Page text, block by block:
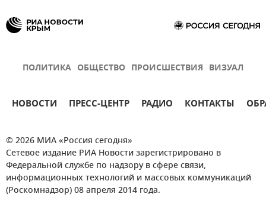
ПОЛИТИКА ОБЩЕСТВО ПРОИСШЕСТВИЯ ВИЗУАЛ
НОВОСТИ ПРЕСС-ЦЕНТР РАДИО КОНТАКТЫ
© 2026 МИА «Россия сегодня»
Сетевое издание РИА Новости зарегистрировано в
Федеральной службе по надзору в сфере связи,
информационных технологий и массовых коммуникаций
(Роскомнадзор) 08 апреля 2014 года.